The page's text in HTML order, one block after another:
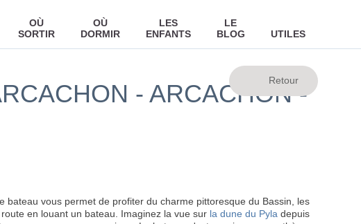
OÙ
SORTIR
OÙ
DORMIR
LES
ENFANTS
LE
BLOG
UTILES
- ARCACHON -
vous permet de profiter du charme pittoresque du Bassin, les
en louant un bateau. Imaginez la vue sur la dune du Pyla depuis